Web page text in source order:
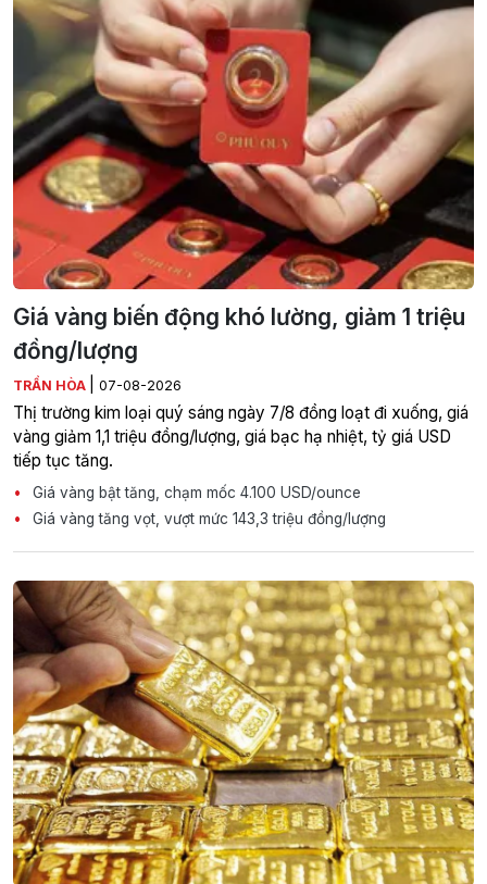
Giá vàng biến động khó lường, giảm 1 triệu
đồng/lượng
TRẦN HÒA 07-08-2026
Thị trường kim loại quý sáng ngày 7/8 đồng loạt đi xuống, giá
vàng giảm 1,1 triệu đồng/lượng, giá bạc hạ nhiệt, tỷ giá USD
tiếp tục tăng.
Giá vàng bật tăng, chạm mốc 4.100 USD/ounce
Giá vàng tăng vọt, vượt mức 143,3 triệu đồng/lượng